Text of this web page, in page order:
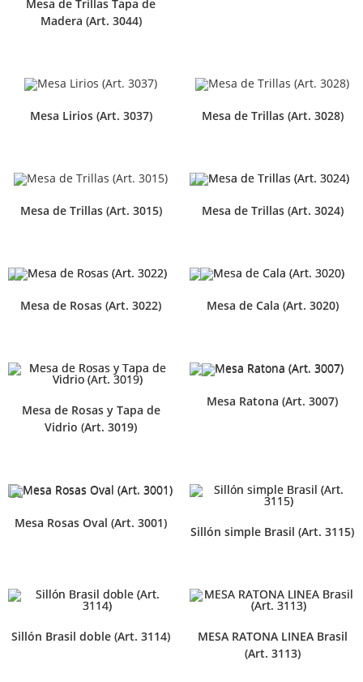
Mesa de Trillas Tapa de
Madera (Art. 3044)
Mesa Lirios (Art. 3037) Mesa de Trillas (Art. 3028)
Mesa de Trillas (Art. 3015) Mesa de Trillas (Art. 3024)
Mesa de Rosas (Art. 3022) Mesa de Cala (Art. 3020)
Mesa de Rosas y Tapa de
Vidrio (Art. 3019)
Mesa Ratona (Art. 3007)
Mesa Rosas Oval (Art. 3001)
Sillón simple Brasil (Art. 3115)
Sillón Brasil doble (Art. 3114)
MESA RATONA LINEA Brasil
(Art. 3113)